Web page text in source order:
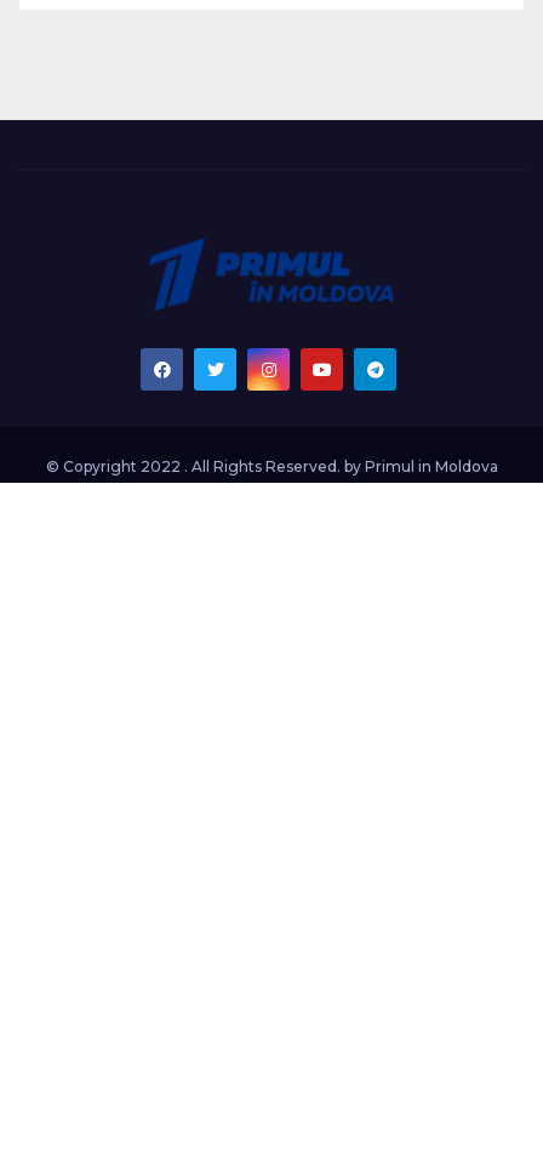
© Copyright 2022 . All Rights Reserved. by Primul in Moldova